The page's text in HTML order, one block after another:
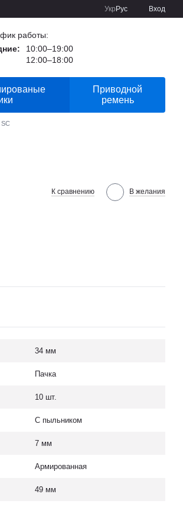
Укр Рус Вход
работы:
10:00–19:00
12:00–18:00
Приводной
ремень
К сравнению В желания
34 мм
Пачка
10 шт.
С пыльником
7 мм
Армированная
49 мм